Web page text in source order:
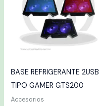
BASE REFRIGERANTE 2USB
TIPO GAMER GTS200
Accesorios